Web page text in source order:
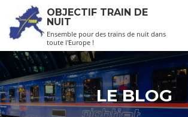
contenu
OBJECTIF TRAIN DE
NUIT
Ensemble pour des trains de nuit dans
toute l'Europe !
LE BLOG